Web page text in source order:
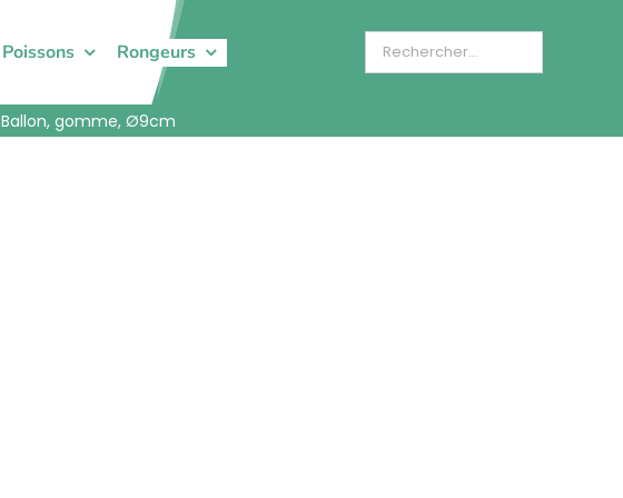
Poissons Rongeurs
Ballon, gomme, Ø9cm